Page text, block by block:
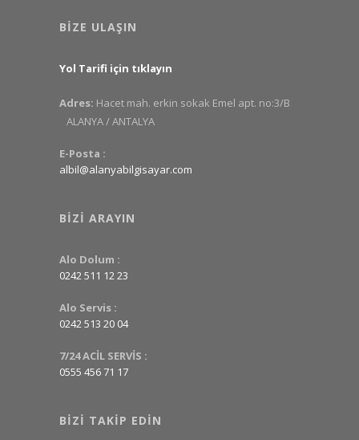
BIZE ULAŞIN
Yol Tarifi için tıklayın
Adres: Hacet mah. erkin sokak Emel apt. no:3/B
ALANYA / ANTALYA
E-Posta :
albil@alanyabilgisayar.com
BIZI ARAYIN
Alo Dolum :
0242 511 12 23
Alo Servis :
0242 513 20 04
7/24 ACİL SERVİS :
0555 456 71 17
BIZI TAKIP EDIN